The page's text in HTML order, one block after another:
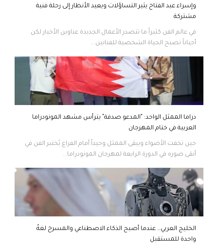
وإسراء عبد الفتاح يثير التساؤلات ويعيد الأنظار إلى رحلة فنية
مشتركة
في عالم الفن كثيراً ما تتصدر الأعمال الجديدة عناوين الأخبار لكن
أحياناً تصبح الحياة الشخصية للفنانين...
دراما الممثل الواحد: "المدعو صدفة" يترأس مشهد المونودراما
العربية في ختام المهرجان
حين تخفت الأضواء ويبقى الممثل وحيداً أمام الفراغ يُختبر الفن في
أنقى صوره في الدورة الرابعة لمهرجان المونودراما...
الخليج العربي… عندما أصبح الذكاء الاصطناعي والمسرح لغةً
واحدة للمستقبل